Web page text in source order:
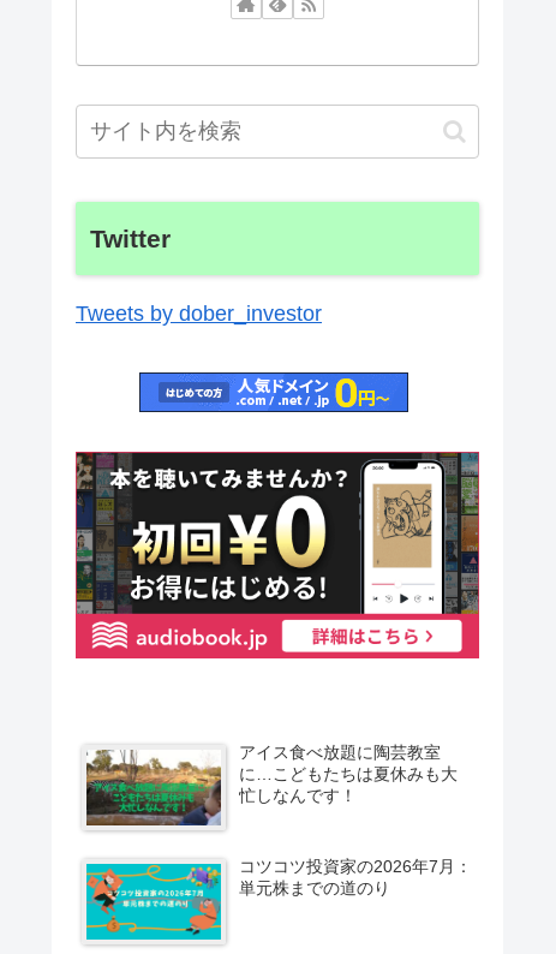
Twitter
Tweets by dober_investor
アイス食べ放題に陶芸教室
に…こどもたちは夏休みも大
忙しなんです！
コツコツ投資家の2026年7月：
単元株までの道のり